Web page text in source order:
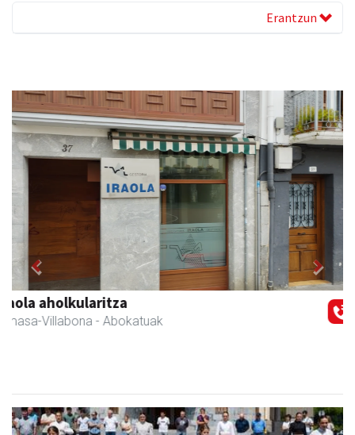
Erantzun
Zubimusu Ikastola
Amasa-Villabona - Hezkuntza
Previous Next